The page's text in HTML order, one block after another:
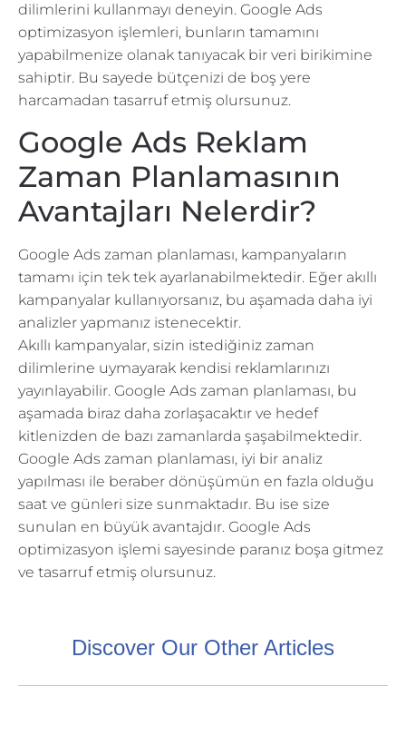
dilimlerini kullanmayı deneyin. Google Ads
optimizasyon işlemleri, bunların tamamını
yapabilmenize olanak tanıyacak bir veri birikimine
sahiptir. Bu sayede bütçenizi de boş yere
harcamadan tasarruf etmiş olursunuz.
Google Ads Reklam
Zaman Planlamasının
Avantajları Nelerdir?
Google Ads zaman planlaması, kampanyaların
tamamı için tek tek ayarlanabilmektedir. Eğer akıllı
kampanyalar kullanıyorsanız, bu aşamada daha iyi
analizler yapmanız istenecektir.
Akıllı kampanyalar, sizin istediğiniz zaman
dilimlerine uymayarak kendisi reklamlarınızı
yayınlayabilir. Google Ads zaman planlaması, bu
aşamada biraz daha zorlaşacaktır ve hedef
kitlenizden de bazı zamanlarda şaşabilmektedir.
Google Ads zaman planlaması, iyi bir analiz
yapılması ile beraber dönüşümün en fazla olduğu
saat ve günleri size sunmaktadır. Bu ise size
sunulan en büyük avantajdır. Google Ads
optimizasyon işlemi sayesinde paranız boşa gitmez
ve tasarruf etmiş olursunuz.
Discover Our Other Articles